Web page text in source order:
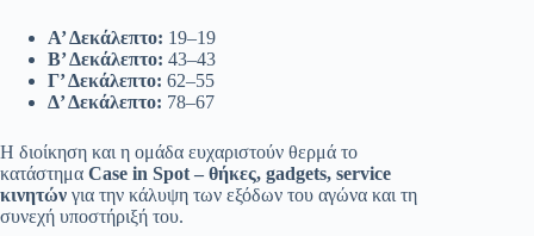
Α’ Δεκάλεπτο: 19–19
Β’ Δεκάλεπτο: 43–43
Γ’ Δεκάλεπτο: 62–55
Δ’ Δεκάλεπτο: 78–67
Η διοίκηση και η ομάδα ευχαριστούν θερμά το
κατάστημα Case in Spot – θήκες, gadgets, service
κινητών για την κάλυψη των εξόδων του αγώνα και τη
συνεχή υποστήριξή του.